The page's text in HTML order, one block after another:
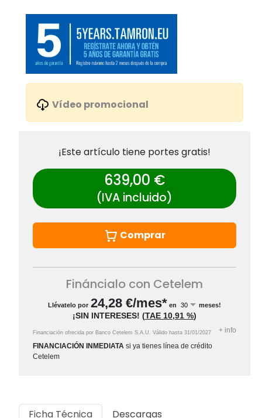
Vídeo promocional
¡Este artículo tiene portes gratis!
639,00 €
(IVA incluido)
Comprar
Fináncialo con Cetelem
Llévatelo por 24,28 €/mes* en meses!
¡SIN INTERESES! (TAE 10,91 %)
Financiación ofrecida por Banco Cetelem S.A.U. Válido hasta 31/01/2027 + info
FINANCIACIÓN INMEDIATA si ya tienes línea de crédito
Cetelem
Ficha Técnica Descargas